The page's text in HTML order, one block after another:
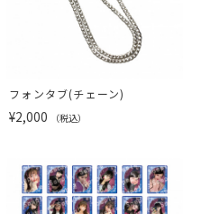
フォンタブ(チェーン)
¥2,000 （税込）